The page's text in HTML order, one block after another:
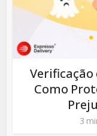
Verificação
Como
3